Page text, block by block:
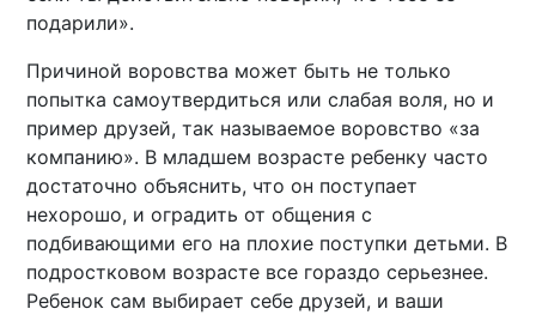
подарили».
Причиной воровства может быть не только
попытка самоутвердиться или слабая воля, но и
пример друзей, так называемое воровство «за
компанию». В младшем возрасте ребенку часто
достаточно объяснить, что он поступает
нехорошо, и оградить от общения с
подбивающими его на плохие поступки детьми. В
подростковом возрасте все гораздо серьезнее.
Ребенок сам выбирает себе друзей, и ваши